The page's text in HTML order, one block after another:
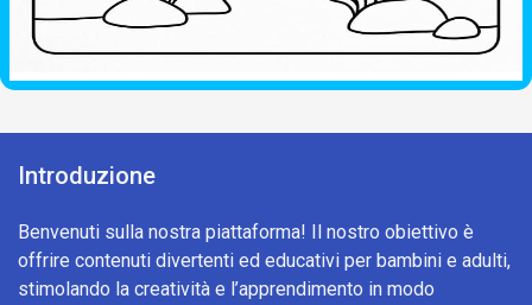
Introduzione
Benvenuti sulla nostra piattaforma! Il nostro obiettivo è
offrire contenuti divertenti ed educativi per bambini e adulti,
stimolando la creatività e l’apprendimento in modo